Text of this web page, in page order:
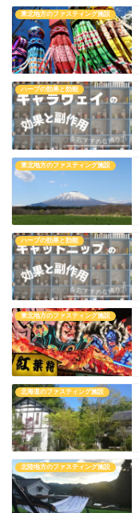
東北地方のファスティング施設
ハーブの効果と効能
東北地方のファスティング施設
ハーブの効果と効能
東北地方のファスティング施設
北海道のファスティング施設
北陸地方のファスティング施設